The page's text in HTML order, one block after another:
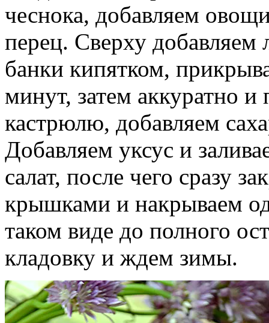
чеснока, добавляем
перец. Сверху добавляем
банки кипятком,
минут, затем аккуратно
кастрюлю, добавляем
Добавляем уксус и
салат, после чего сразу
крышками и накрываем
таком виде до полного
кладовку и ждем зимы.